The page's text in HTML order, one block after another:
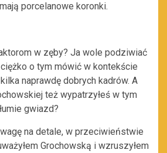
porcelanowe koronki.
w zęby? Ja wole podziwiać
o tym mówić w kontekście
naprawdę dobrych kadrów. A
też wypatrzyłeś w tym
gwiazd?
na detale, w przeciwieństwie
Grochowską i wzruszyłem